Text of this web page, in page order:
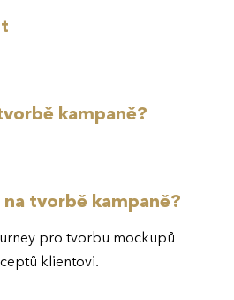
kampaně?
tvorbě kampaně?
pro tvorbu mockupů
klientovi.